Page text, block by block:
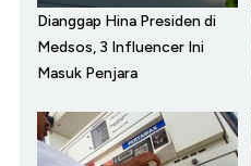
Dianggap Hina Presiden di
Medsos, 3 Influencer Ini
Masuk Penjara